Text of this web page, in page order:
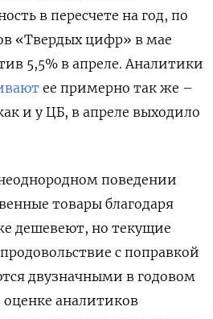
в пересчете на год, по
«Твердых цифр» в мае
5,5% в апреле. Аналитики
ее примерно так же –
и у ЦБ, в апреле выходило
поведении
товары благодаря
дешевеют, но текущие
с поправкой
двузначными в годовом
аналитиков